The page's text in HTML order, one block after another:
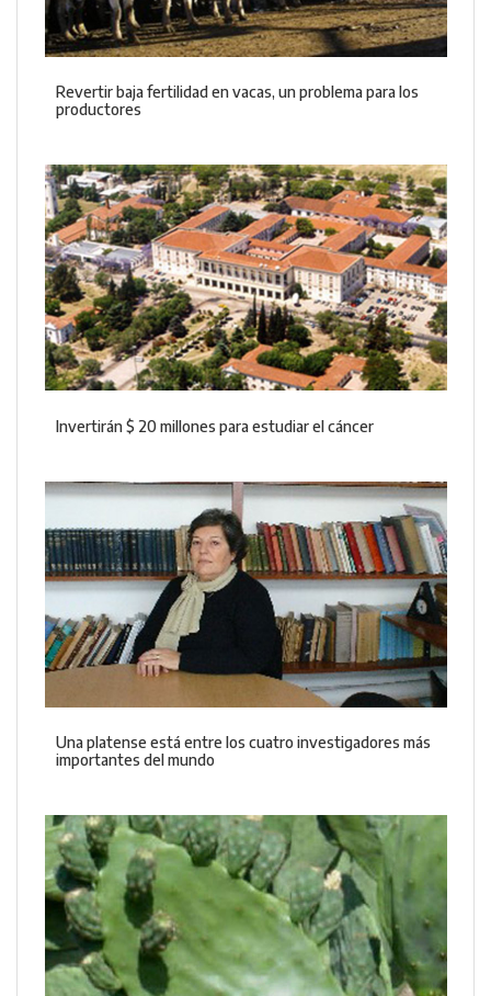
Revertir baja fertilidad en vacas, un problema para los
productores
Invertirán $ 20 millones para estudiar el cáncer
Una platense está entre los cuatro investigadores más
importantes del mundo